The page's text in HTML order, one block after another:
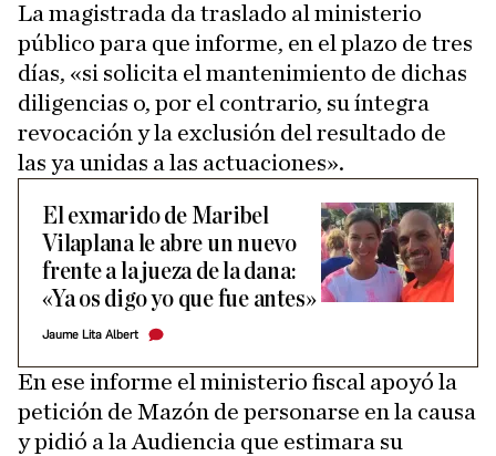
La magistrada da traslado al ministerio
público para que informe, en el plazo de tres
días, «si solicita el mantenimiento de dichas
diligencias o, por el contrario, su íntegra
revocación y la exclusión del resultado de
las ya unidas a las actuaciones».
El exmarido de Maribel
Vilaplana le abre un nuevo
frente a la jueza de la dana:
«Ya os digo yo que fue antes»
Jaume Lita Albert
En ese informe el ministerio fiscal apoyó la
petición de Mazón de personarse en la causa
y pidió a la Audiencia que estimara su